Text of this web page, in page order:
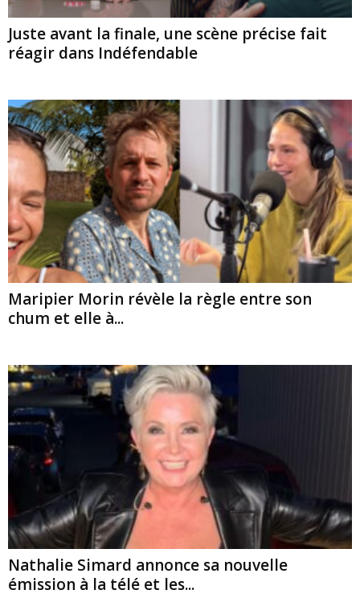
Juste avant la finale, une scène précise fait
réagir dans Indéfendable
Maripier Morin révèle la règle entre son
chum et elle à...
Nathalie Simard annonce sa nouvelle
émission à la télé et les...